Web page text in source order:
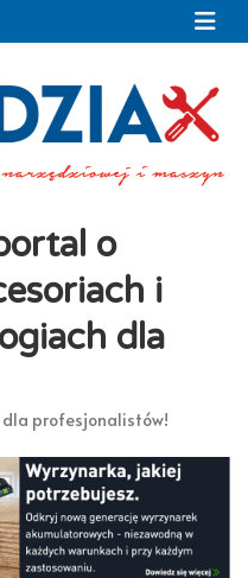
o
i
dla
profesjonalistów!